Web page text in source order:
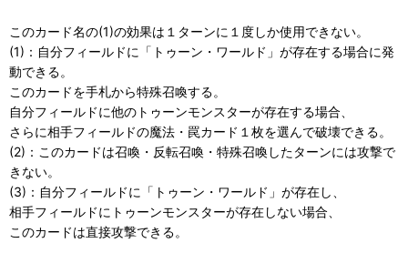
このカード名の(1)の効果は１ターンに１度しか使用できない。
(1)：自分フィールドに「トゥーン・ワールド」が存在する場合に発
動できる。
このカードを手札から特殊召喚する。
自分フィールドに他のトゥーンモンスターが存在する場合、
さらに相手フィールドの魔法・罠カード１枚を選んで破壊できる。
(2)：このカードは召喚・反転召喚・特殊召喚したターンには攻撃で
きない。
(3)：自分フィールドに「トゥーン・ワールド」が存在し、
相手フィールドにトゥーンモンスターが存在しない場合、
このカードは直接攻撃できる。